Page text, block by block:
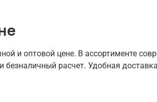
и оптовой цене. В ассортименте
расчет. Удобная